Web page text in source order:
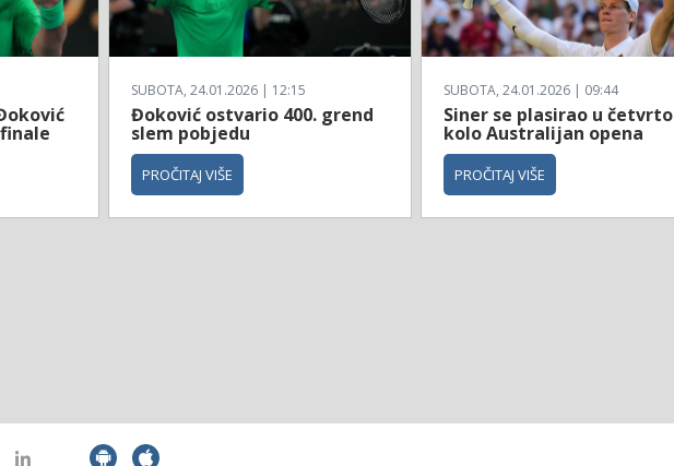
SUBOTA, 24.01.2026 | 12:15
Đoković ostvario 400. grend
slem pobjedu
PROČITAJ VIŠE
SUBOTA, 24.01.2026 | 09:44
Siner se plasirao u četvrto
kolo Australijan opena
PROČITAJ VIŠE